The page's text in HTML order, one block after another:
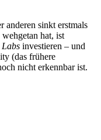
anderen sinkt erstmals
hat, ist
investieren – und
(das frühere
nicht erkennbar ist.